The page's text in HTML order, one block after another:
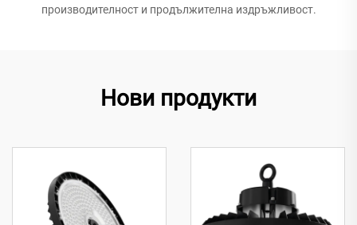
производителност и продължителна издръжливост.
Нови продукти